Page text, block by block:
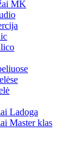
MK
Ladoga
Master klas